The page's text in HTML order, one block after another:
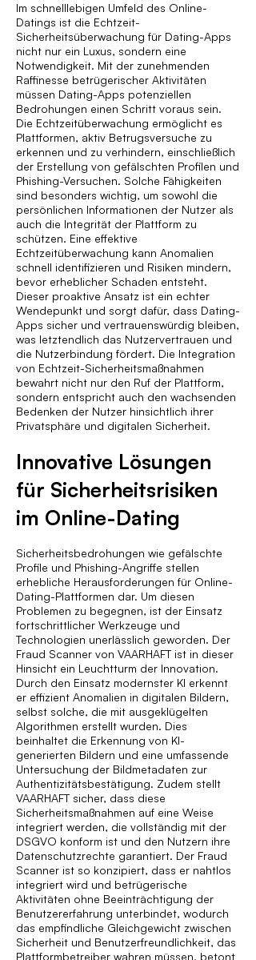
Im schnelllebigen Umfeld des Online-
Datings ist die Echtzeit-
Sicherheitsüberwachung für Dating-Apps
nicht nur ein Luxus, sondern eine
Notwendigkeit. Mit der zunehmenden
Raffinesse betrügerischer Aktivitäten
müssen Dating-Apps potenziellen
Bedrohungen einen Schritt voraus sein.
Die Echtzeitüberwachung ermöglicht es
Plattformen, aktiv Betrugsversuche zu
erkennen und zu verhindern, einschließlich
der Erstellung von gefälschten Profilen und
Phishing-Versuchen. Solche Fähigkeiten
sind besonders wichtig, um sowohl die
persönlichen Informationen der Nutzer als
auch die Integrität der Plattform zu
schützen. Eine effektive
Echtzeitüberwachung kann Anomalien
schnell identifizieren und Risiken mindern,
bevor erheblicher Schaden entsteht.
Dieser proaktive Ansatz ist ein echter
Wendepunkt und sorgt dafür, dass Dating-
Apps sicher und vertrauenswürdig bleiben,
was letztendlich das Nutzervertrauen und
die Nutzerbindung fördert. Die Integration
von Echtzeit-Sicherheitsmaßnahmen
bewahrt nicht nur den Ruf der Plattform,
sondern entspricht auch den wachsenden
Bedenken der Nutzer hinsichtlich ihrer
Privatsphäre und digitalen Sicherheit.
Innovative Lösungen
für Sicherheitsrisiken
im Online-Dating
Sicherheitsbedrohungen wie gefälschte
Profile und Phishing-Angriffe stellen
erhebliche Herausforderungen für Online-
Dating-Plattformen dar. Um diesen
Problemen zu begegnen, ist der Einsatz
fortschrittlicher Werkzeuge und
Technologien unerlässlich geworden. Der
Fraud Scanner von VAARHAFT ist in dieser
Hinsicht ein Leuchtturm der Innovation.
Durch den Einsatz modernster KI erkennt
er effizient Anomalien in digitalen Bildern,
selbst solche, die mit ausgeklügelten
Algorithmen erstellt wurden. Dies
beinhaltet die Erkennung von KI-
generierten Bildern und eine umfassende
Untersuchung der Bildmetadaten zur
Authentizitätsbestätigung. Zudem stellt
VAARHAFT sicher, dass diese
Sicherheitsmaßnahmen auf eine Weise
integriert werden, die vollständig mit der
DSGVO konform ist und den Nutzern ihre
Datenschutzrechte garantiert. Der Fraud
Scanner ist so konzipiert, dass er nahtlos
integriert wird und betrügerische
Aktivitäten ohne Beeinträchtigung der
Benutzererfahrung unterbindet, wodurch
das empfindliche Gleichgewicht zwischen
Sicherheit und Benutzerfreundlichkeit, das
Plattformbetreiber wahren müssen, betont